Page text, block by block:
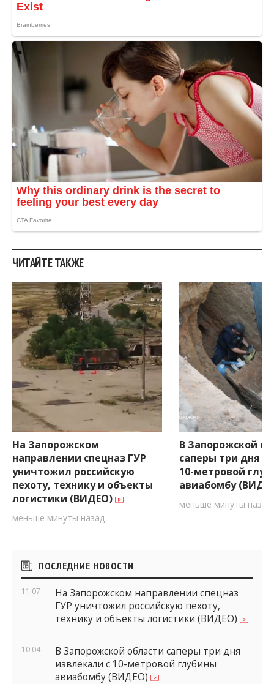
ЧИТАЙТЕ ТАКЖЕ
На Запорожском
направлении спецназ ГУР
уничтожил российскую
пехоту, технику и объекты
логистики (ВИДЕО)
меньше минуты назад
В Запорожской
саперы три дня
10-метровой
авиабомбу
меньше минуты назад
Боковые
виджеты
ПОСЛЕДНИЕ НОВОСТИ
11:07
На Запорожском направлении спецназ
ГУР уничтожил российскую пехоту,
технику и объекты логистики (ВИДЕО)
10:04
В Запорожской области саперы три дня
извлекали с 10-метровой глубины
авиабомбу (ВИДЕО)